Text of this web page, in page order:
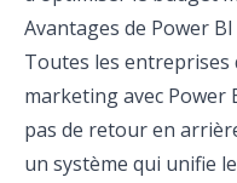
Avantages de Power
Toutes les
marketing avec Power
pas de retour en
un système qui unifie